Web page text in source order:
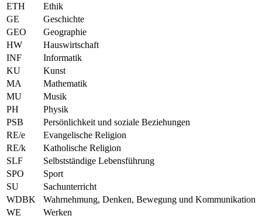
ETH
Ethik
GE
Geschichte
GEO
Geographie
HW
Hauswirtschaft
INF
Informatik
KU
Kunst
MA
Mathematik
MU
Musik
PH
Physik
PSB
Persönlichkeit und soziale Beziehungen
RE/e
Evangelische Religion
RE/k
Katholische Religion
SLF
Selbstständige Lebensführung
SPO
Sport
SU
Sachunterricht
WDBK
Wahrnehmung, Denken, Bewegung und Kommunikation
WE
Werken